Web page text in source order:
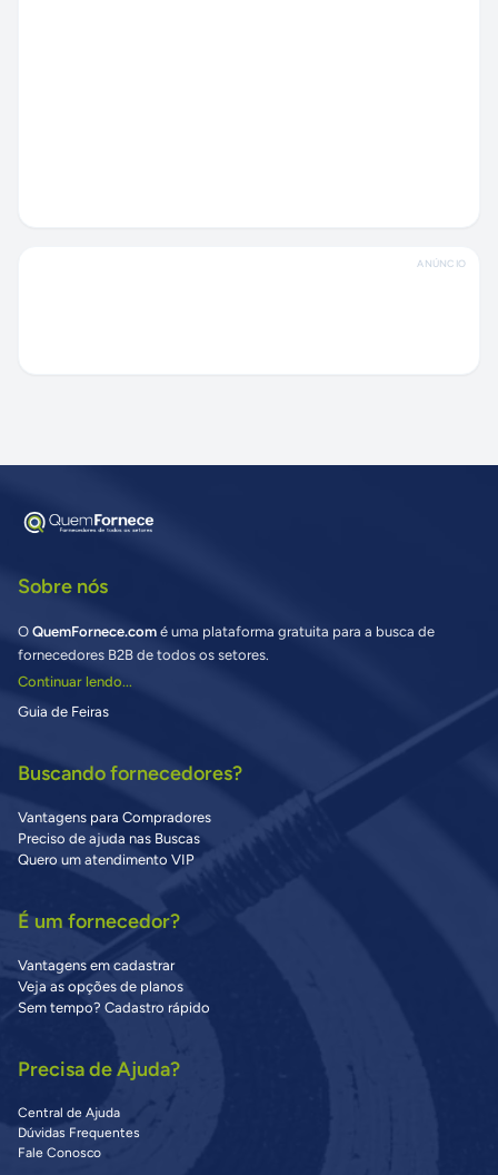
ANÚNCIO
Sobre nós
O QuemFornece.com é uma plataforma gratuita para a busca de
fornecedores B2B de todos os setores.
Continuar lendo...
Guia de Feiras
Buscando fornecedores?
Vantagens para Compradores
Preciso de ajuda nas Buscas
Quero um atendimento VIP
É um fornecedor?
Vantagens em cadastrar
Veja as opções de planos
Sem tempo? Cadastro rápido
Precisa de Ajuda?
Central de Ajuda
Dúvidas Frequentes
Fale Conosco